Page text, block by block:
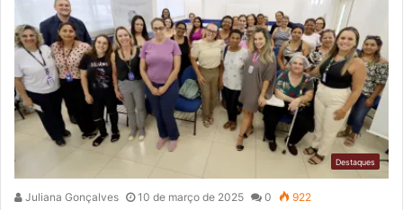
Destaques
Juliana Gonçalves 10 de março de 2025 0 922